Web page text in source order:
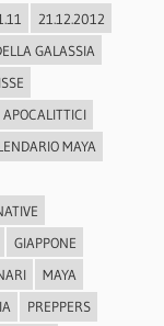
21.12.2012
GALASSIA
APOCALITTICI
MAYA
GIAPPONE
MAYA
PREPPERS